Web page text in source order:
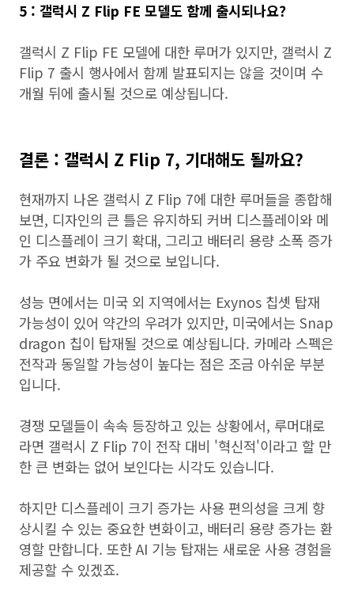
5 : 갤럭시 Z Flip FE 모델도 함께 출시되나요?
갤럭시 Z Flip FE 모델에 대한 루머가 있지만, 갤럭시 Z
Flip 7 출시 행사에서 함께 발표되지는 않을 것이며 수
개월 뒤에 출시될 것으로 예상됩니다.
결론 : 갤럭시 Z Flip 7, 기대해도 될까요?
현재까지 나온 갤럭시 Z Flip 7에 대한 루머들을 종합해
보면, 디자인의 큰 틀은 유지하되 커버 디스플레이와 메
인 디스플레이 크기 확대, 그리고 배터리 용량 소폭 증가
가 주요 변화가 될 것으로 보입니다.
성능 면에서는 미국 외 지역에서는 Exynos 칩셋 탑재
가능성이 있어 약간의 우려가 있지만, 미국에서는 Snap
dragon 칩이 탑재될 것으로 예상됩니다. 카메라 스펙은
전작과 동일할 가능성이 높다는 점은 조금 아쉬운 부분
입니다.
경쟁 모델들이 속속 등장하고 있는 상황에서, 루머대로
라면 갤럭시 Z Flip 7이 전작 대비 '혁신적'이라고 할 만
한 큰 변화는 없어 보인다는 시각도 있습니다.
하지만 디스플레이 크기 증가는 사용 편의성을 크게 향
상시킬 수 있는 중요한 변화이고, 배터리 용량 증가는 환
영할 만합니다. 또한 AI 기능 탑재는 새로운 사용 경험을
제공할 수 있겠죠.